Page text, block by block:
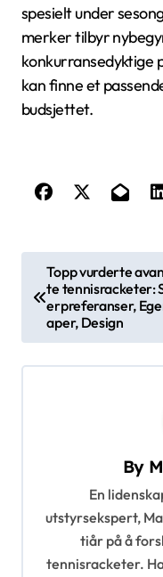
spesielt under
merker tilbyr
konkurransedyktige
kan finne et
budsjettet.
o
Topp vurderte
te tennisracketer:
erpreferanser,
aper, Design
By
En
utstyrsekspert,
tiår på å
tennisracketer.